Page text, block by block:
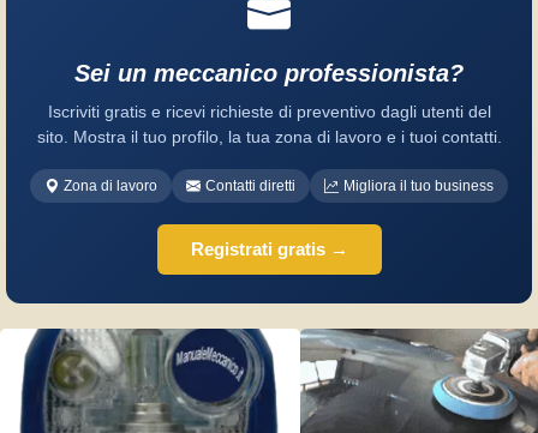
Sei un meccanico professionista?
Iscriviti gratis e ricevi richieste di preventivo dagli utenti del
sito. Mostra il tuo profilo, la tua zona di lavoro e i tuoi contatti.
Zona di lavoro Contatti diretti Migliora il tuo business
Registrati gratis →